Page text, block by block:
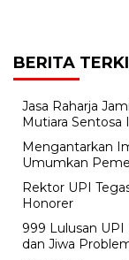
BERITA
Jasa Raharja
Mutiara Sentosa
Mengantarkan
Umumkan
Rektor UPI
Honorer
999 Lulusan
dan Jiwa